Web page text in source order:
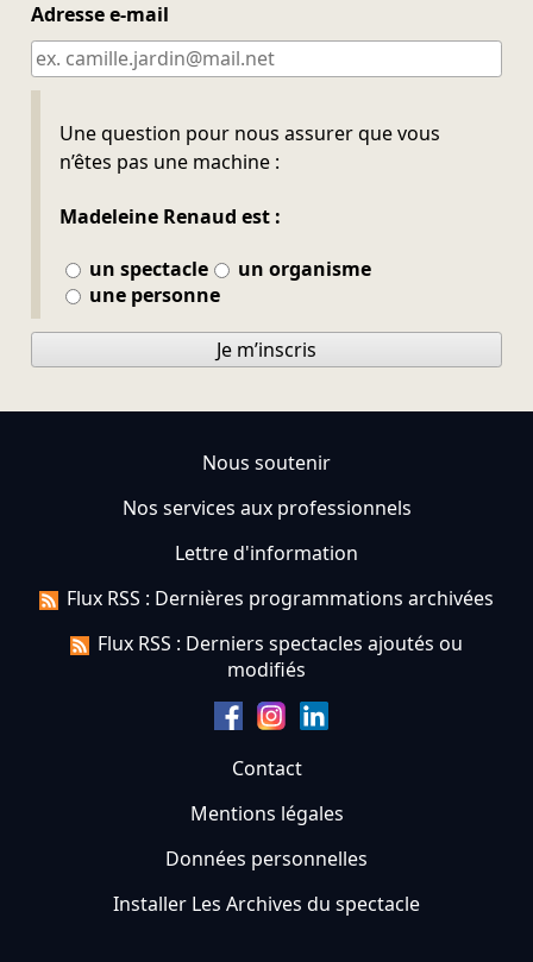
Adresse e-mail
Une question pour nous assurer que vous
n’êtes pas une machine :
Madeleine Renaud est :
un spectacle
un organisme
une personne
Ne pas remplir
Je m’inscris
Nous soutenir
Nos services aux professionnels
Lettre d'information
Flux RSS : Dernières programmations archivées
Flux RSS : Derniers spectacles ajoutés ou
modifiés
Contact
Mentions légales
Données personnelles
Installer Les Archives du spectacle